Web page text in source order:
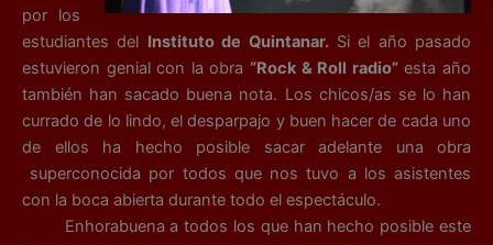
por los
estudiantes del Instituto de Quintanar.Si el año pasado
estuvieron genial con la obra “Rock & Roll radio”esta año
también han sacado buena nota. Los chicos/as se lo han
currado de lo lindo, el desparpajo y buen hacer de cada uno
de ellos ha hecho posible sacar adelante una obra
superconocida por todos que nos tuvo a los asistentes
con la boca abierta durante todo el espectáculo.
Enhorabuena a todos los que han hecho posible este